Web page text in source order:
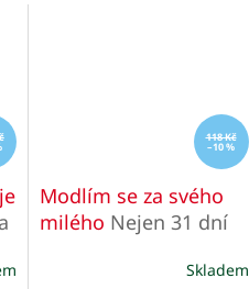
118 Kč
–10 %
Modlím se za svého
milého Nejen 31 dní
Skladem